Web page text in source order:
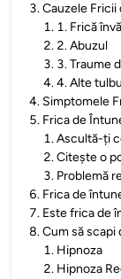
3.Cauzele
1. 1. Frică
2. 2. Abuzul
3. 3. Traume
4.4. Alte
4. Simptomele
5. Frica de
1.Ascultă-ți
2.Citește o
3. Problemă
6. Frica de
7. Este frica de
8.Cum să
1. Hipnoza
2. Hipnoza